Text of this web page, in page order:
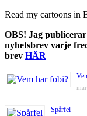
Read my cartoons in
OBS! Jag
nyhetsbrev varje
brev HÄR
Spårfel